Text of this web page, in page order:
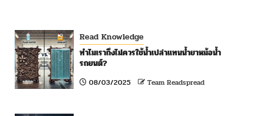
Read Knowledge
ทำไมเราถึงไม่ควรใช้น้ำเปล่าแทนน้ำยาหม้อน้ำ
รถยนต์?
08/03/2025 Team Readspread